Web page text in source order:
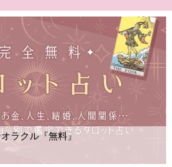
Yes No占い｜無料
ー？